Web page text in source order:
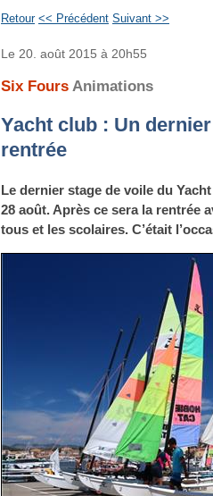
Retour << Précédent Suivant >>
Le 20. août 2015 à 20h55
Six Fours Animations
Yacht club : Un
rentrée
Le dernier stage de voile du
28 août. Après ce sera la rentrée
tous et les scolaires. C’était